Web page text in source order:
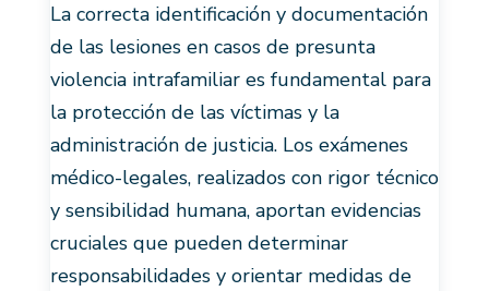
La correcta identificación y documentación
de las lesiones en casos de presunta
violencia intrafamiliar es fundamental para
la protección de las víctimas y la
administración de justicia. Los exámenes
médico-legales, realizados con rigor técnico
y sensibilidad humana, aportan evidencias
cruciales que pueden determinar
responsabilidades y orientar medidas de